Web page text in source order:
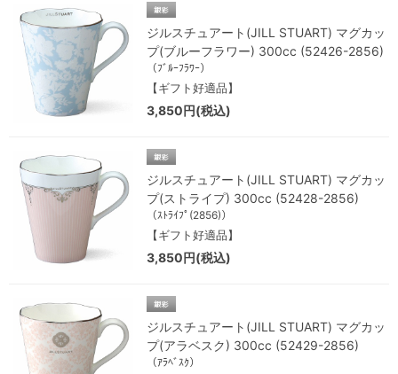
ジルスチュアート(JILL STUART) マグカッ
プ(ブルーフラワー) 300cc (52426-2856)
（ﾌﾞﾙｰﾌﾗﾜｰ）
【ギフト好適品】
3,850円(税込)
ジルスチュアート(JILL STUART) マグカッ
プ(ストライプ) 300cc (52428-2856)
（ｽﾄﾗｲﾌﾟ(2856)）
【ギフト好適品】
3,850円(税込)
ジルスチュアート(JILL STUART) マグカッ
プ(アラベスク) 300cc (52429-2856)
（ｱﾗﾍﾞｽｸ）